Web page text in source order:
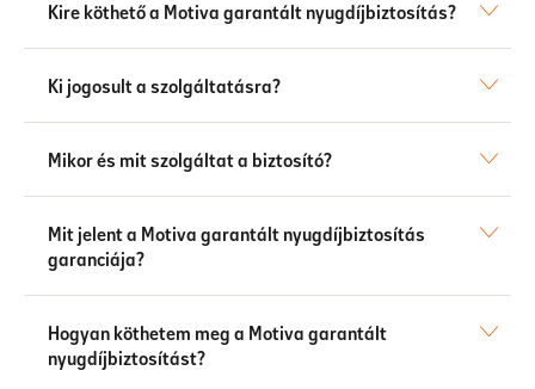
Kire köthető a Motiva garantált nyugdíjbiztosítás?
Ki jogosult a szolgáltatásra?
Mikor és mit szolgáltat a biztosító?
Mit jelent a Motiva garantált nyugdíjbiztosítás
garanciája?
Hogyan köthetem meg a Motiva garantált
nyugdíjbiztosítást?